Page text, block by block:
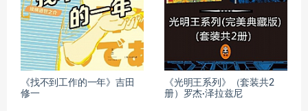
《找不到工作的一年》吉田
修一
《光明王系列》（套装共2
册）罗杰·泽拉兹尼